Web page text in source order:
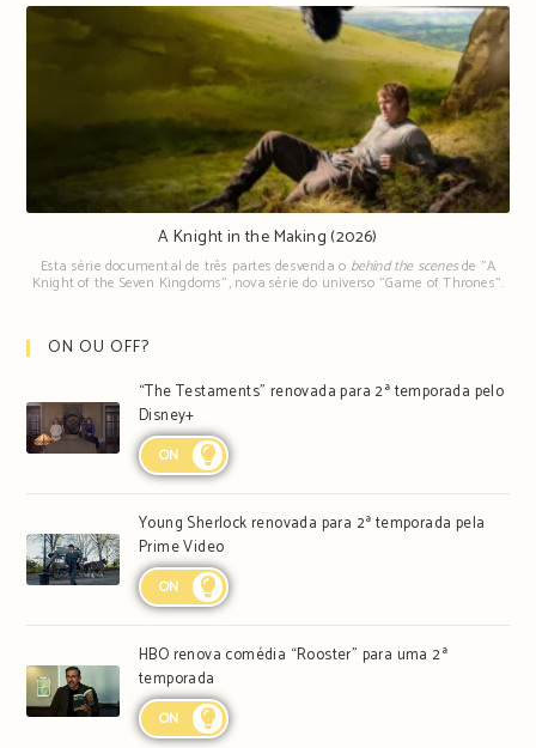
A Knight in the Making (2026)
Esta série documental de três partes desvenda o behind the scenesde "A
Knight of the Seven Kingdoms", nova série do universo "Game of Thrones".
ON OU OFF?
“The Testaments” renovada para 2ª temporada pelo
Disney+
ON
Young Sherlock renovada para 2ª temporada pela
Prime Video
ON
HBO renova comédia “Rooster” para uma 2ª
temporada
ON